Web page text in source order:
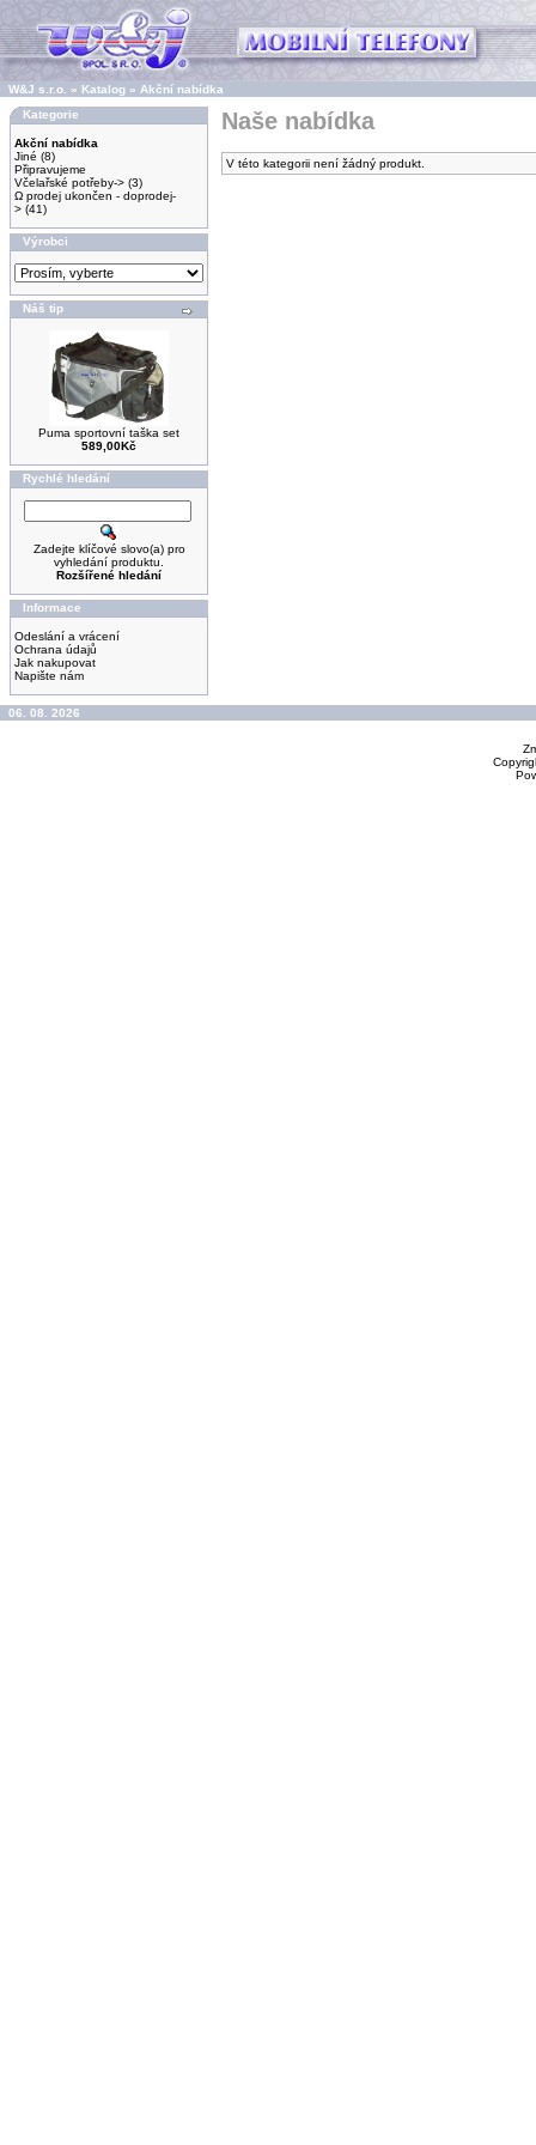
W&J s.r.o. » Katalog » Akční nabídka
Kategorie
Akční nabídka
Jiné (8)
Připravujeme
Včelařské potřeby-> (3)
Ω prodej ukončen - doprodej-
> (41)
Výrobci
Náš tip
Puma sportovní taška set
589,00Kč
Rychlé hledání
Zadejte klíčové slovo(a) pro
vyhledání produktu.
Rozšířené hledání
Informace
Odeslání a vrácení
Ochrana údajů
Jak nakupovat
Napište nám
Naše nabídka
V této kategorii není žádný produkt.
06. 08. 2026